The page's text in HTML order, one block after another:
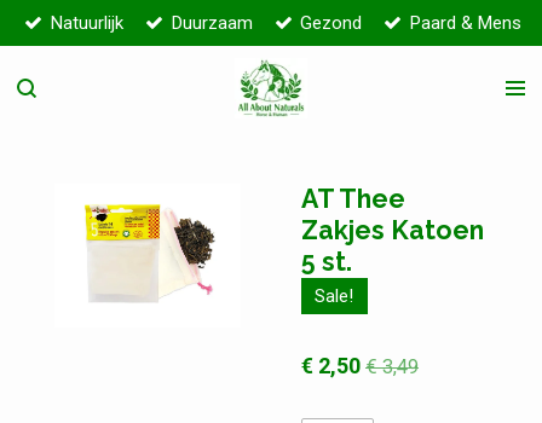
Ga
direct
naar
Natuurlijk Duurzaam Gezond Paard & Mens
AT Thee
Zakjes Katoen
5 st.
Sale!
€ 2,50 € 3,49